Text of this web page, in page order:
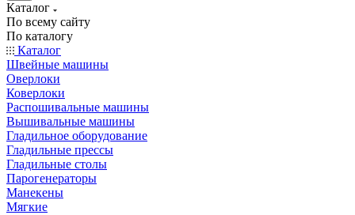
Каталог
По всему сайту
По каталогу
Каталог
Швейные машины
Оверлоки
Коверлоки
Распошивальные машины
Вышивальные машины
Гладильное оборудование
Гладильные прессы
Гладильные столы
Парогенераторы
Манекены
Мягкие